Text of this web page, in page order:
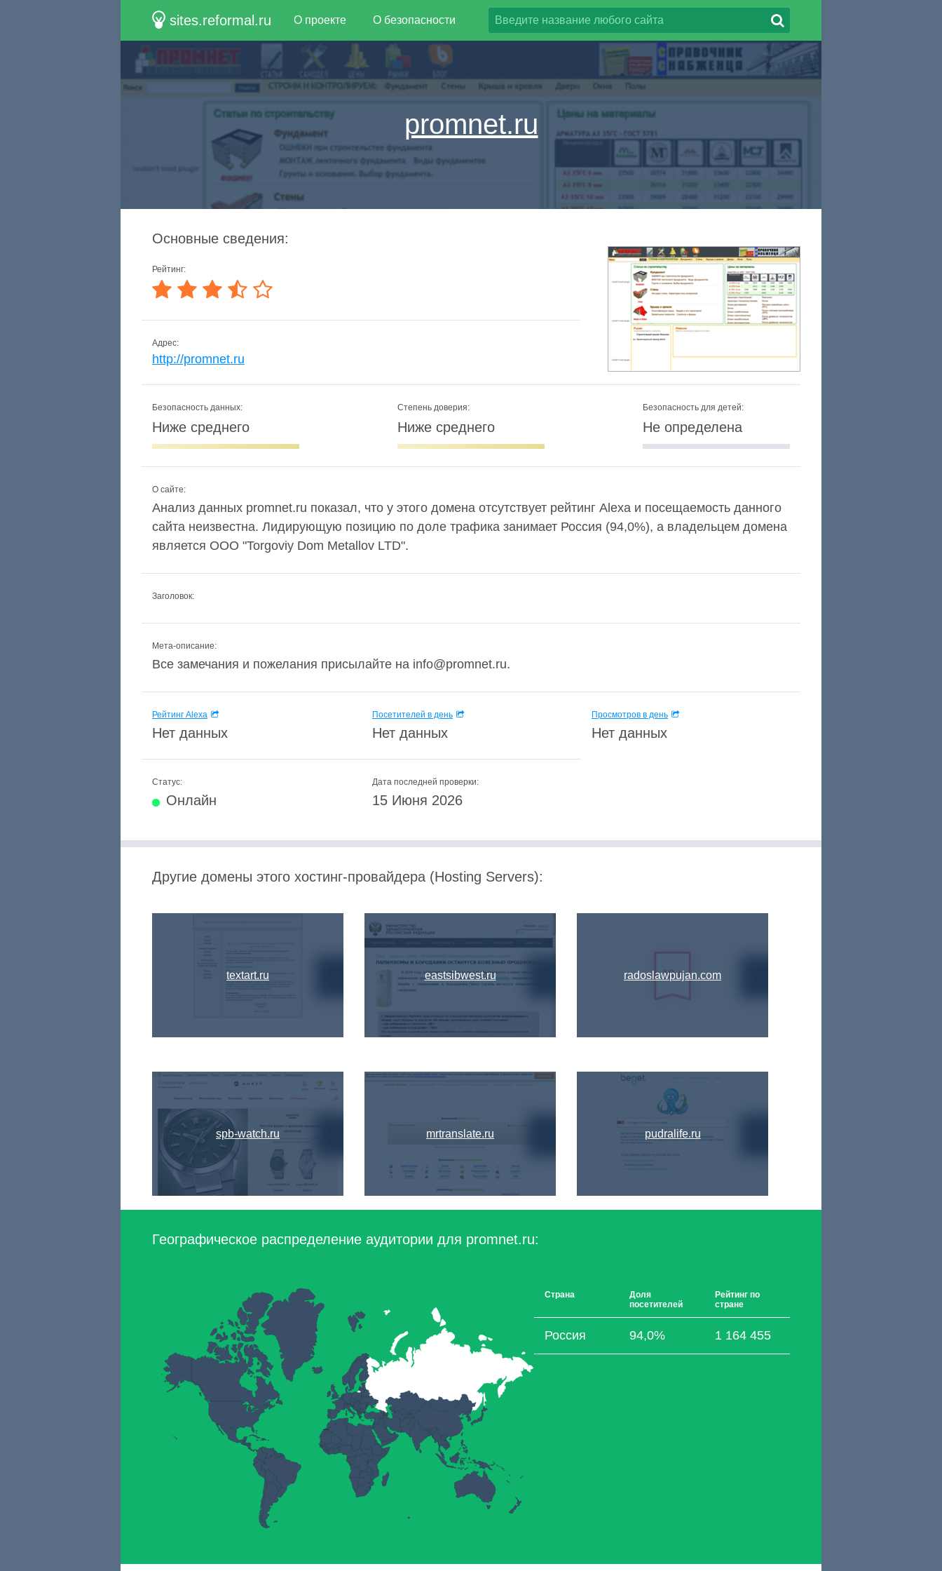
sites.reformal.ru О проекте О безопасности
promnet.ru
Основные сведения:
Рейтинг:
Адрес:
http://promnet.ru
Безопасность данных:
Ниже среднего
Степень доверия:
Ниже среднего
Безопасность для детей:
Не определена
О сайте:
Анализ данных promnet.ru показал, что у этого домена отсутствует рейтинг Alexa и посещаемость данного
сайта неизвестна. Лидирующую позицию по доле трафика занимает Россия (94,0%), а владельцем домена
является OOO "Torgoviy Dom Metallov LTD".
Заголовок:
Мета-описание:
Все замечания и пожелания присылайте на info@promnet.ru.
Рейтинг Alexa
Нет данных
Посетителей в день
Нет данных
Просмотров в день
Нет данных
Статус:
Онлайн
Дата последней проверки:
15 Июня 2026
Другие домены этого хостинг-провайдера (Hosting Servers):
textart.ru
spb-watch.ru
eastsibwest.ru
mrtranslate.ru
radoslawpujan.com
pudralife.ru
Географическое распределение аудитории для promnet.ru:
Страна
Доля
посетителей
Рейтинг по
стране
Россия 94,0% 1 164 455